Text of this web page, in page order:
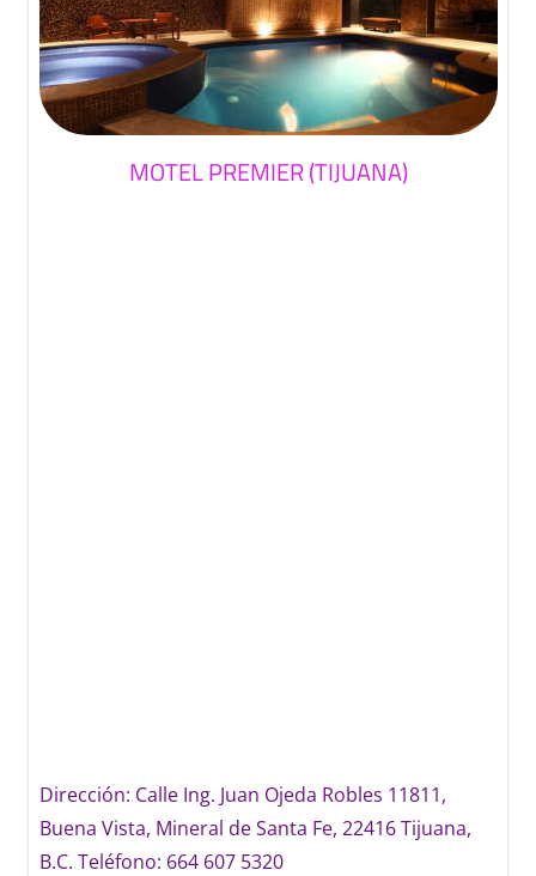
MOTEL PREMIER (TIJUANA)
Dirección: Calle Ing. Juan Ojeda Robles 11811,
Buena Vista, Mineral de Santa Fe, 22416 Tijuana,
B.C. Teléfono: 664 607 5320